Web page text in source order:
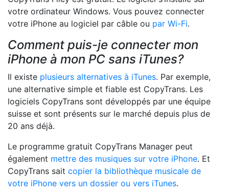
votre ordinateur Windows. Vous pouvez connecter
votre iPhone au logiciel par câble ou par Wi-Fi.
Comment puis-je connecter mon
iPhone à mon PC sans iTunes?
Il existe plusieurs alternatives à iTunes. Par exemple,
une alternative simple et fiable est CopyTrans. Les
logiciels CopyTrans sont développés par une équipe
suisse et sont présents sur le marché depuis plus de
20 ans déjà.
Le programme gratuit CopyTrans Manager peut
également mettre des musiques sur votre iPhone. Et
CopyTrans sait copier la bibliothèque musicale de
votre iPhone vers un dossier ou vers iTunes.